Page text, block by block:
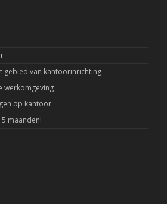
gebied van kantoorinrichting
werkomgeving
op kantoor
maanden!